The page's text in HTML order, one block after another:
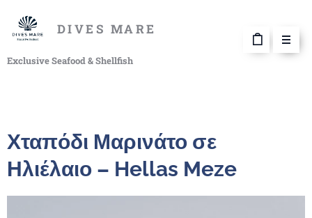
DIVES MARE
Exclusive Seafood & Shellfish
Χταπόδι Μαρινάτο σε
Ηλιέλαιο – Hellas Meze